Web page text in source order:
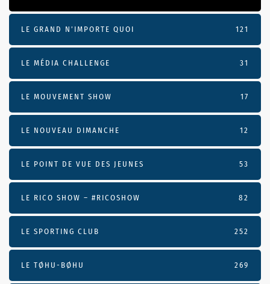
LE GRAND N’IMPORTE QUOI 121
LE MÉDIA CHALLENGE 31
LE MOUVEMENT SHOW 17
LE NOUVEAU DIMANCHE 12
LE POINT DE VUE DES JEUNES 53
LE RICO SHOW – #RICOSHOW 82
LE SPORTING CLUB 252
LE TØHU-BØHU 269